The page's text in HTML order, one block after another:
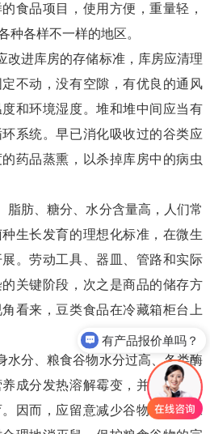
食品项目，使用方便，重量轻，
种各样不一样的地区。
进库房的存储标准，库房应清理
不动，没有空隙，有优良的通风
和环境湿度。堆和堆中间应当有
系统。早已消化吸收过的谷类应
药品蒸熏，以杀掉库房中的病虫
肪、糖分、水分含量高，人们常
生长发育的理想化标准，在微生
。劳动工具、器皿、管路和实际
关键阶段，次之是商品的储存方
看来，豆类食品在冷藏箱柜台上
分、粮食谷物水分过高、各类酶
成分发热溶解霉变，并造成微生
因而，应留意减少谷物水分，保
有产品报价单吗？